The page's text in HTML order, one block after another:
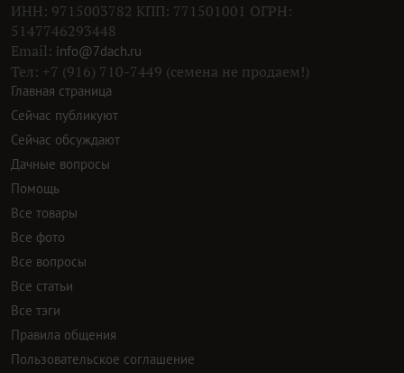
ИНН: 9715003782 КПП: 771501001 ОГРН:
5147746293448
Email: info@7dach.ru
Тел: +7 (916) 710-7449 (семена не продаем!)
Главная страница
Сейчас публикуют
Сейчас обсуждают
Дачные вопросы
Помощь
Все товары
Все фото
Все вопросы
Все статьи
Все тэги
Правила общения
Пользовательское соглашение